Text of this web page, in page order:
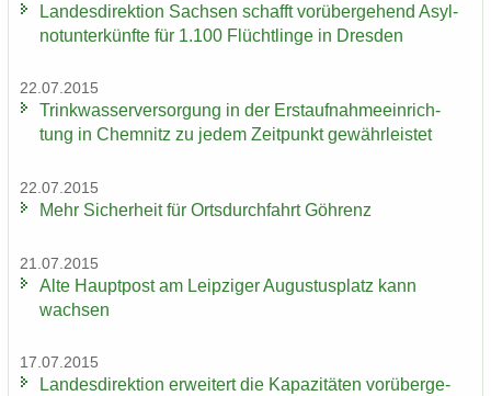
Lan­des­di­rek­ti­on Sach­sen schafft vor­über­ge­hend Asyl­
not­un­ter­künf­te für 1.100 Flücht­lin­ge in Dres­den
22.07.2015
Trink­was­ser­ver­sor­gung in der Erst­auf­nah­me­ein­rich­
tung in Chem­nitz zu jedem Zeit­punkt ge­währ­leis­tet
22.07.2015
Mehr Si­cher­heit für Orts­durch­fahrt Göh­renz
21.07.2015
Alte Haupt­post am Leip­zi­ger Au­gus­tus­platz kann
wach­sen
17.07.2015
Lan­des­di­rek­ti­on er­wei­tert die Ka­pa­zi­tä­ten vor­über­ge­